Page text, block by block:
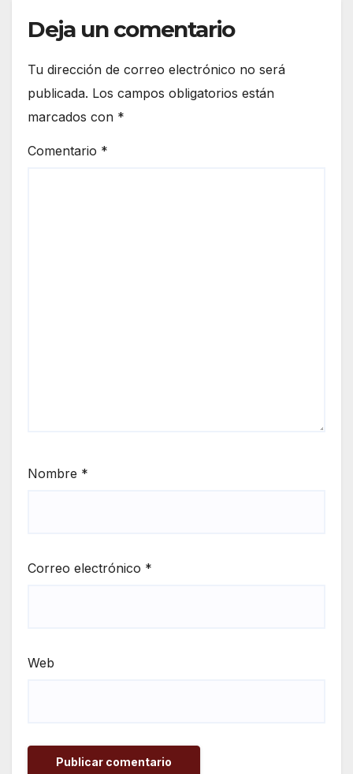
Deja un comentario
Tu dirección de correo electrónico no será
publicada. Los campos obligatorios están
marcados con *
Comentario *
Nombre *
Correo electrónico *
Web